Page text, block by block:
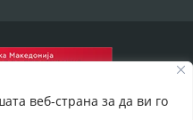
веб-страна за да ви го